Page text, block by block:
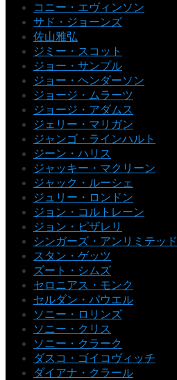
コニー・エヴィンソン
サド・ジョーンズ
佐山雅弘
ジミー・スコット
ジョー・サンプル
ジョー・ヘンダーソン
ジョージ・ムラーツ
ジョージ・アダムス
ジェリー・マリガン
ジャンゴ・ラインハルト
ジーン・ハリス
ジャッキー・マクリーン
ジャック・ルーシェ
ジュリー・ロンドン
ジョン・コルトレーン
ジョン・ピザレリ
シンガーズ・アンリミテッド
スタン・ゲッツ
ズート・シムズ
セロニアス・モンク
セルダン・パウエル
ソニー・ロリンズ
ソニー・クリス
ソニー・クラーク
ダスコ・ゴイコヴィッチ
ダイアナ・クラール